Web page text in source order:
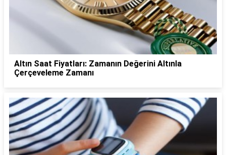
Altın Saat Fiyatları: Zamanın Değerini Altınla
Çerçeveleme Zamanı